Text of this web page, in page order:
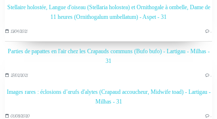
Stellaire holostée, Langue d'oiseau (Stellaria holostea) et Ornithogale à ombelle, Dame de
11 heures (Ornithogalum umbellatum) - Aspet - 31
13/04/2021 …
Parties de papattes en l'air chez les Crapauds communs (Bufo bufo) - Lartigau - Milhas -
31
27/02/2021 …
Images rares : éclosions d’œufs d'alytes (Crapaud accoucheur, Midwife toad) - Lartigau -
Milhas - 31
01/08/2020 …